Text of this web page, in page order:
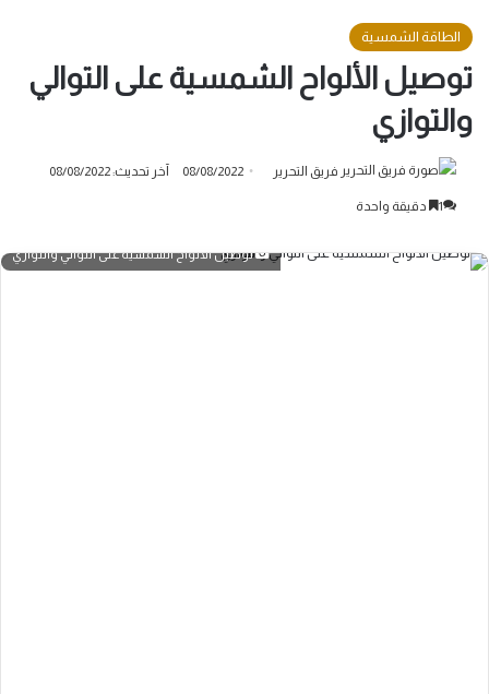
الطاقة الشمسية
توصيل الألواح الشمسية على التوالي
والتوازي
فريق التحرير 08/08/2022 آخر تحديث: 08/08/2022
1 دقيقة واحدة
توصيل الألواح الشمسية على التوالي والتوازي